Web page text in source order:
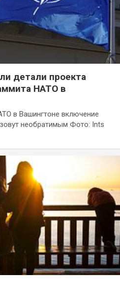
детали проекта
НАТО в
в Вашингтоне включение
необратимым Фото: Ints